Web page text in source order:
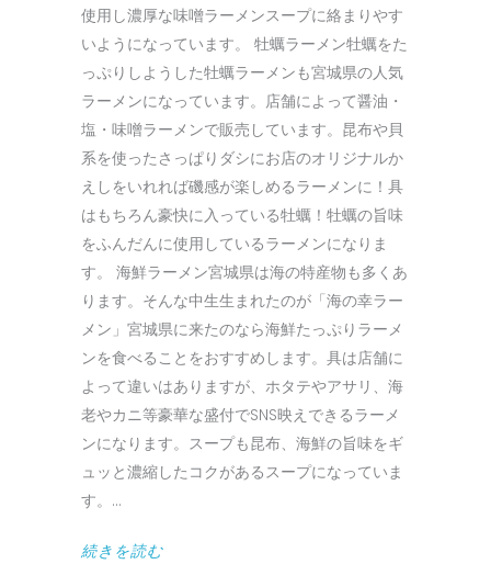
使用し濃厚な味噌ラーメンスープに絡まりやす
いようになっています。 牡蠣ラーメン牡蠣をた
っぷりしようした牡蠣ラーメンも宮城県の人気
ラーメンになっています。店舗によって醤油・
塩・味噌ラーメンで販売しています。昆布や貝
系を使ったさっぱりダシにお店のオリジナルか
えしをいれれば磯感が楽しめるラーメンに！具
はもちろん豪快に入っている牡蠣！牡蠣の旨味
をふんだんに使用しているラーメンになりま
す。 海鮮ラーメン宮城県は海の特産物も多くあ
ります。そんな中生生まれたのが「海の幸ラー
メン」宮城県に来たのなら海鮮たっぷりラーメ
ンを食べることをおすすめします。具は店舗に
よって違いはありますが、ホタテやアサリ、海
老やカニ等豪華な盛付でSNS映えできるラーメ
ンになります。スープも昆布、海鮮の旨味をギ
ュッと濃縮したコクがあるスープになっていま
す。
続きを読む